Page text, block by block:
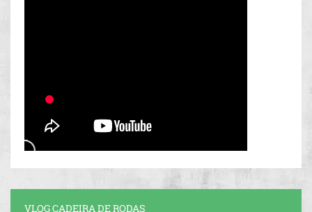
VLOG CADEIRA DE RODAS